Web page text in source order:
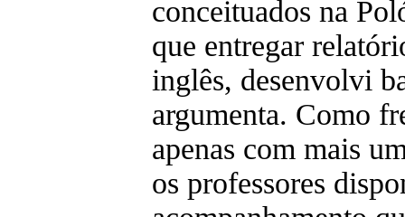
conceituados na
que entregar
inglês, desenvolvi
argumenta. Como
apenas com mais
os professores